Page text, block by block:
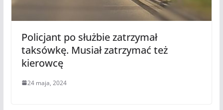
Policjant po służbie zatrzymał
taksówkę. Musiał zatrzymać też
kierowcę
24 maja, 2024